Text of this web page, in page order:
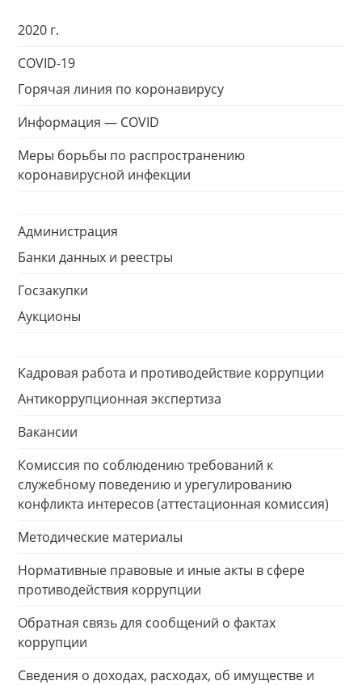
2020 г.
COVID-19
Горячая линия по коронавирусу
Информация — COVID
Меры борьбы по распространению
коронавирусной инфекции
Администрация
Банки данных и реестры
Госзакупки
Аукционы
Кадровая работа и противодействие коррупции
Антикоррупционная экспертиза
Вакансии
Комиссия по соблюдению требований к
служебному поведению и урегулированию
конфликта интересов (аттестационная комиссия)
Методические материалы
Нормативные правовые и иные акты в сфере
противодействия коррупции
Обратная связь для сообщений о фактах
коррупции
Сведения о доходах, расходах, об имуществе и